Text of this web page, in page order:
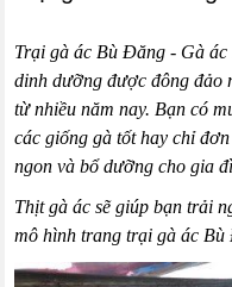
Trại gà ác Bù Đăng- Gà ác
dinh dưỡng được đông đảo
từ nhiều năm nay. Bạn có
các giống gà tốt hay chỉ
ngon và bổ dưỡng cho gia
Thịt gà ác sẽ giúp bạn trải
mô hình trang trại gà ác